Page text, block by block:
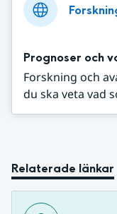
Prognoser och
Forskning och
du ska veta vad
Relaterade länkar